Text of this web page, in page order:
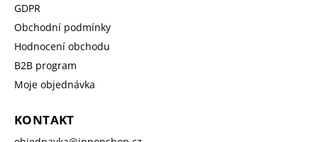
GDPR
Obchodní podmínky
Hodnocení obchodu
B2B program
Moje objednávka
KONTAKT